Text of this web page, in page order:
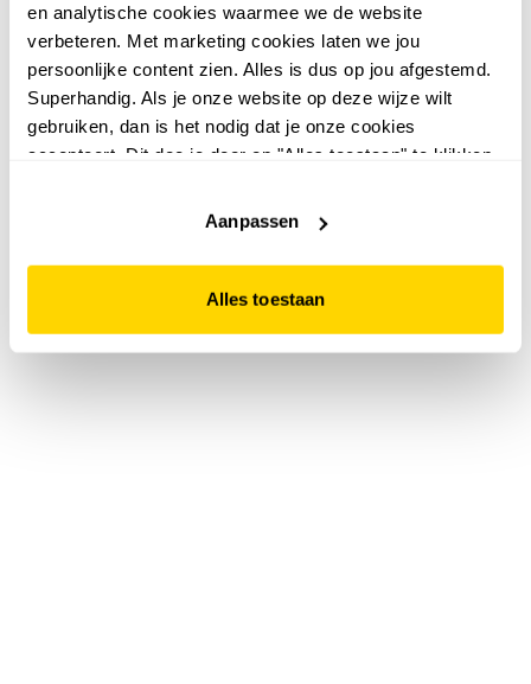
en analytische cookies waarmee we de website
verbeteren. Met marketing cookies laten we jou
persoonlijke content zien. Alles is dus op jou afgestemd.
Superhandig. Als je onze website op deze wijze wilt
gebruiken, dan is het nodig dat je onze cookies
accepteert. Dit doe je door op "Alles toestaan" te klikken.
website niet optimaal functioneert.
Aanpassen
Alles toestaan